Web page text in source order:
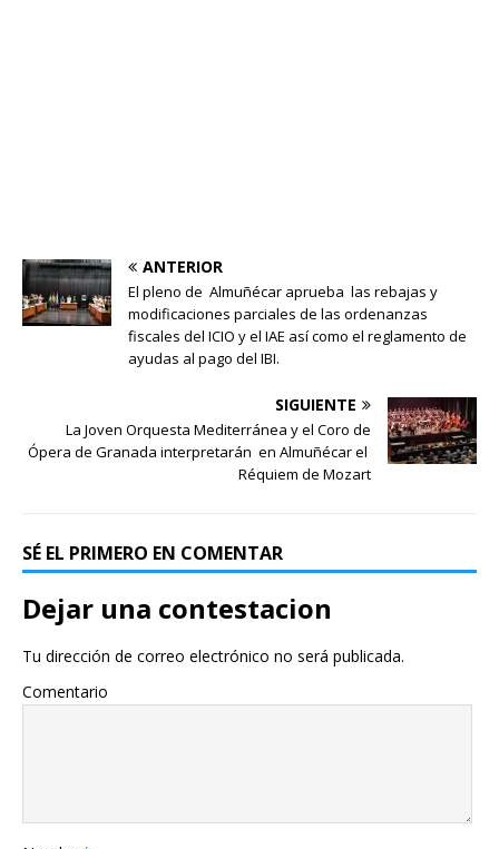
ANTERIOR
El pleno de Almuñécar aprueba las rebajas y
modificaciones parciales de las ordenanzas
fiscales del ICIO y el IAE así como el reglamento de
ayudas al pago del IBI.
SIGUIENTE
La Joven Orquesta Mediterránea y el Coro de
Ópera de Granada interpretarán en Almuñécar el
Réquiem de Mozart
SÉ EL PRIMERO EN COMENTAR
Dejar una contestacion
Tu dirección de correo electrónico no será publicada.
Comentario